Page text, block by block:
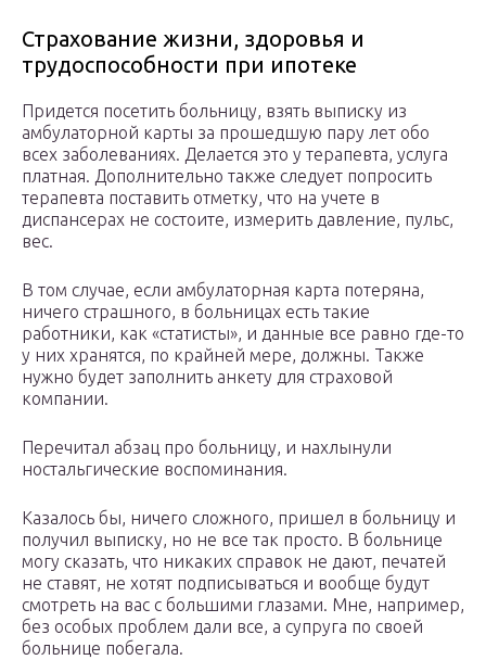
Страхование жизни, здоровья и
трудоспособности при ипотеке
Придется посетить больницу, взять выписку из
амбулаторной карты за прошедшую пару лет обо
всех заболеваниях. Делается это у терапевта, услуга
платная. Дополнительно также следует попросить
терапевта поставить отметку, что на учете в
диспансерах не состоите, измерить давление, пульс,
вес.
В том случае, если амбулаторная карта потеряна,
ничего страшного, в больницах есть такие
работники, как «статисты», и данные все равно где-то
у них хранятся, по крайней мере, должны. Также
нужно будет заполнить анкету для страховой
компании.
Перечитал абзац про больницу, и нахлынули
ностальгические воспоминания.
Казалось бы, ничего сложного, пришел в больницу и
получил выписку, но не все так просто. В больнице
могу сказать, что никаких справок не дают, печатей
не ставят, не хотят подписываться и вообще будут
смотреть на вас с большими глазами. Мне, например,
без особых проблем дали все, а супруга по своей
больнице побегала.